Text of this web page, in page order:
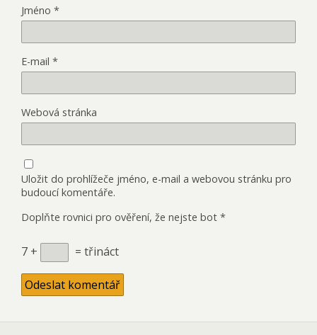
Jméno *
E-mail *
Webová stránka
Uložit do prohlížeče jméno, e-mail a webovou stránku pro
budoucí komentáře.
Doplňte rovnici pro ověření, že nejste bot *
7 + = třináct